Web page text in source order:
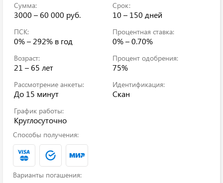
Сумма:
3000 – 60 000 руб.
Срок:
10 – 150 дней
ПСК:
0% – 292% в год
Процентная ставка:
0% – 0.70%
Возраст:
21 – 65 лет
Процент одобрения:
75%
Рассмотрение анкеты:
До 15 минут
Идентификация:
Скан
График работы:
Круглосуточно
Способы получения:
Варианты погашения: